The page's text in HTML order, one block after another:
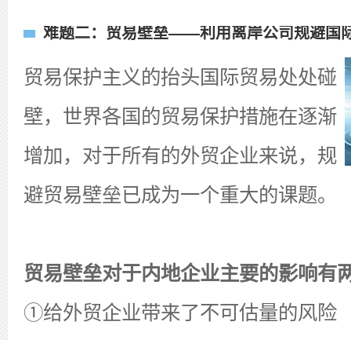
难题二：贸易壁垒——利用离岸公司规避国
贸易保护主义的抬头国际贸易处处碰
壁，世界各国的贸易保护措施在逐渐
增加，对于所有的外贸企业来说，规
避贸易壁垒已成为一个重大的课题。
贸易壁垒对于内地企业主要的影响有
①给外贸企业带来了不可估量的风险